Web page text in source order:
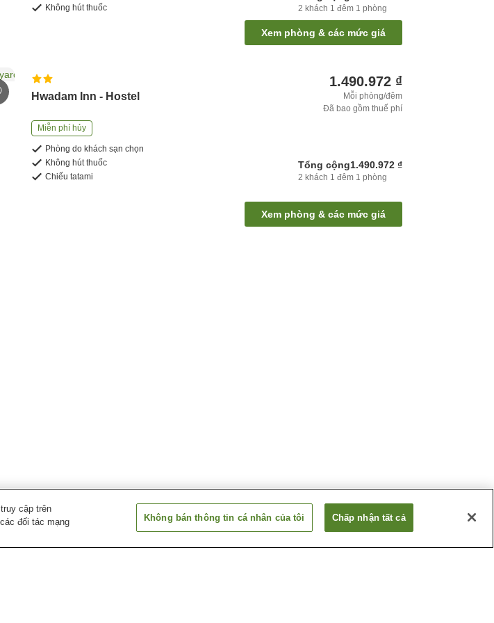
Không hút thuốc
2 khách 1 đêm 1 phòng
Xem phòng & các mức giá
Hwadam Inn - Hostel
Miễn phí hủy
Phòng do khách sạn chọn
Không hút thuốc
Chiếu tatami
1.490.972 ₫
Mỗi phòng/đêm
Đã bao gồm thuế phí
Tổng cộng1.490.972 ₫
2 khách 1 đêm 1 phòng
Xem phòng & các mức giá
cập trên
đối tác mạng
Không bán thông tin cá nhân của tôi Chấp nhận tất cả